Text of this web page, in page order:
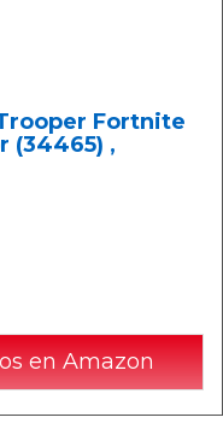
Fortnite
(34465) ,
en Amazon